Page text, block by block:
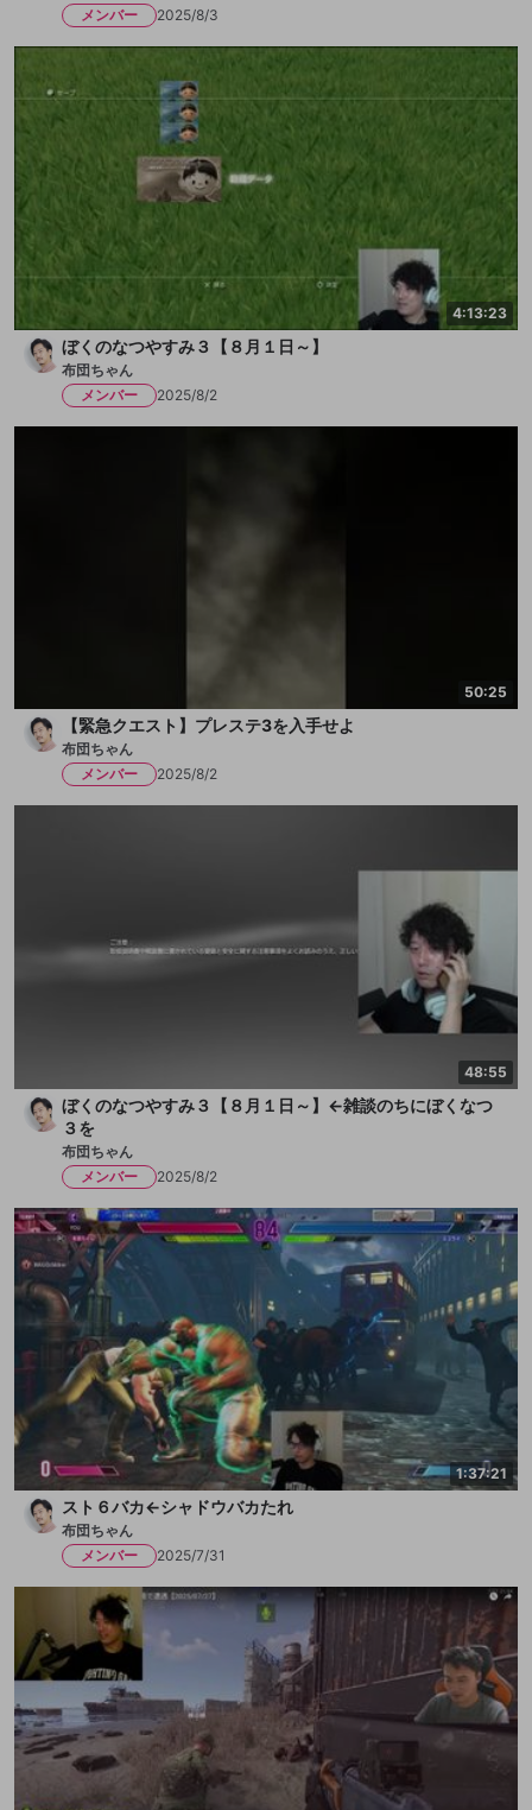
メンバー
2025/8/3
4:13:23
ぼくのなつやすみ３【８月１日～】
布団ちゃん
メンバー
2025/8/2
50:25
【緊急クエスト】プレステ3を入手せよ
布団ちゃん
メンバー
2025/8/2
48:55
ぼくのなつやすみ３【８月１日～】←雑談のちにぼくなつ
３を
布団ちゃん
メンバー
2025/8/2
1:37:21
スト６バカ←シャドウバカたれ
布団ちゃん
メンバー
2025/7/31